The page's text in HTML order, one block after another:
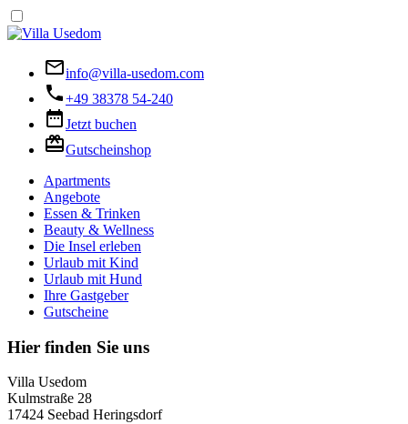
info@villa-usedom.com
+49 38378 54-240
Jetzt buchen
Gutscheinshop
Apartments
Angebote
Essen & Trinken
Beauty & Wellness
Die Insel erleben
Urlaub mit Kind
Urlaub mit Hund
Ihre Gastgeber
Gutscheine
Hier finden Sie uns
Villa Usedom
Kulmstraße 28
17424 Seebad Heringsdorf